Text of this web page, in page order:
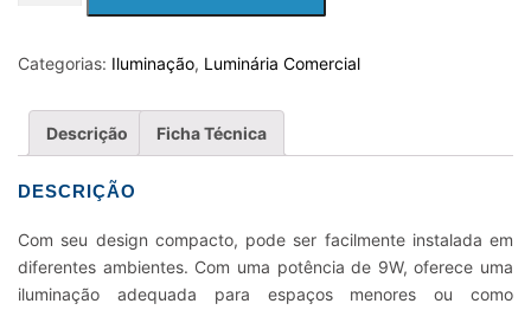
T8
6000K
BIVOLT
Categorias: Iluminação, Luminária Comercial
Descrição Ficha Técnica
DESCRIÇÃO
Com seu design compacto, pode ser facilmente instalada em
diferentes ambientes. Com uma potência de 9W, oferece uma
iluminação adequada para espaços menores ou como